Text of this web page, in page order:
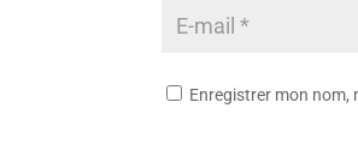
Enregistrer mon nom,